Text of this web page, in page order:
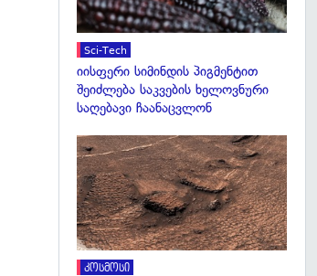
Sci-Tech
იისფერი სიმინდის პიგმენტით
შეიძლება საკვების ხელოვნური
საღებავი ჩაანაცვლონ
კოსმოსი